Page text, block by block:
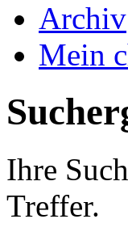
Archiv
Mein
Ihre
Treffer.